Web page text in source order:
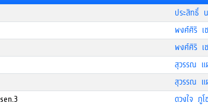
ประสิทธิ์
พงศ์ศิริ เ
พงศ์ศิริ เ
สุวรรณ แ
สุวรรณ แ
ดวงใจ ภูโ